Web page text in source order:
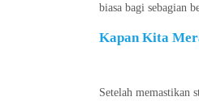
biasa bagi sebagian
Kapan Kita
Setelah memastikan